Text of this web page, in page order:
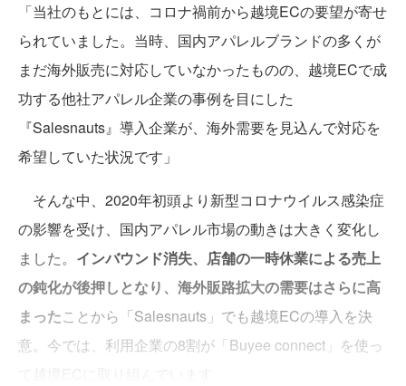
「当社のもとには、コロナ禍前から越境ECの要望が寄せ
られていました。当時、国内アパレルブランドの多くが
まだ海外販売に対応していなかったものの、越境ECで成
功する他社アパレル企業の事例を目にした
『Salesnauts』導入企業が、海外需要を見込んで対応を
希望していた状況です」
そんな中、2020年初頭より新型コロナウイルス感染症
の影響を受け、国内アパレル市場の動きは大きく変化し
ました。 インバウンド消失、店舗の一時休業による売上
の鈍化が後押しとなり、海外販路拡大の需要はさらに高
まったことから「Salesnauts」でも越境ECの導入を決
意。今では、利用企業の8割が「Buyee connect」を使っ